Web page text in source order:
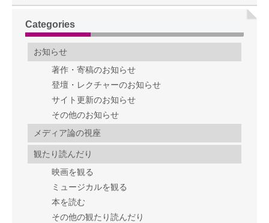
Categories
お知らせ
著作・寄稿のお知らせ
登壇・レクチャーのお知らせ
サイト更新のお知らせ
その他のお知らせ
メディア論の視座
観たり読んだり
映画を観る
ミュージカルを観る
本を読む
その他の観たり読んだり